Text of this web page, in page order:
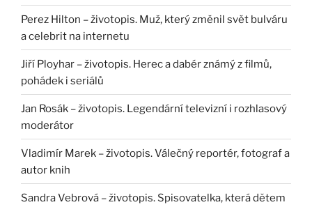
Perez Hilton – životopis. Muž, který změnil svět bulváru
a celebrit na internetu
Jiří Ployhar – životopis. Herec a dabér známý z filmů,
pohádek i seriálů
Jan Rosák – životopis. Legendární televizní i rozhlasový
moderátor
Vladimír Marek – životopis. Válečný reportér, fotograf a
autor knih
Sandra Vebrová – životopis. Spisovatelka, která dětem